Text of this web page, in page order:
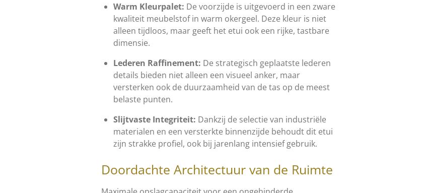
Warm Kleurpalet: De voorzijde is uitgevoerd in een zware
kwaliteit meubelstof in warm okergeel. Deze kleur is niet
alleen tijdloos, maar geeft het etui ook een rijke, tastbare
dimensie.
Lederen Raffinement: De strategisch geplaatste lederen
details bieden niet alleen een visueel anker, maar
versterken ook de duurzaamheid van de tas op de meest
belaste punten.
Slijtvaste Integriteit: Dankzij de selectie van industriële
materialen en een versterkte binnenzijde behoudt dit etui
zijn strakke profiel, ook bij jarenlang intensief gebruik.
Doordachte Architectuur van de Ruimte